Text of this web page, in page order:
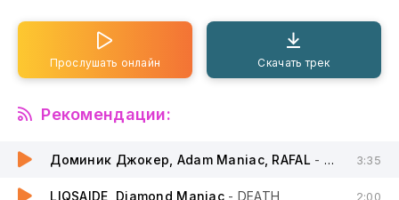
Прослушать онлайн Скачать трек
Рекомендации:
Доминик Джокер, Adam Maniac, RAFAL - Don't stop 3:35
LIQSAIDE, Diamond Maniac - DEATH 2:00